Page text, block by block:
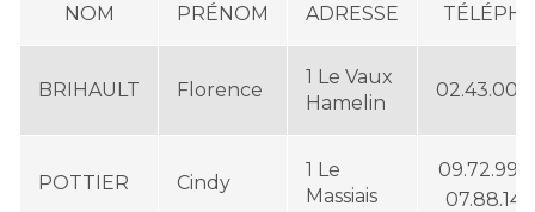
NOM PRÉNOM ADRESSE
BRIHAULT Florence
1 Le Vaux
Hamelin
POTTIER Cindy
1 Le
Massiais